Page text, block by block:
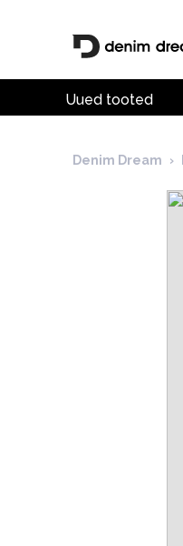
Uued tooted
Denim Dream ›